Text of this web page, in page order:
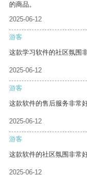
的商品。
2025-06-12
游客
这款学习软件的社区氛围
2025-06-12
游客
这款软件的售后服务非常
2025-06-12
游客
这款软件的社区氛围非常
2025-06-12